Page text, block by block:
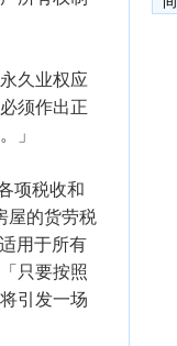
久业权应
须作出正
」
项税收和
屋的货劳税
用于所有
只要按照
引发一场